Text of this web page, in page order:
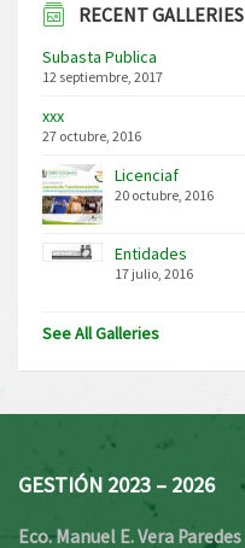
RECENT GALLERIES
Subasta Publica
12 septiembre, 2017
xxx
27 octubre, 2016
Licenciaf
20 octubre, 2016
Entidades
17 julio, 2016
See All Galleries
GESTIÓN 2023 – 2026
Eco. Manuel E. Vera Paredes